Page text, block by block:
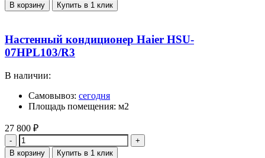
В корзину Купить в 1 клик
Настенный кондиционер Haier HSU-
07HPL103/R3
В наличии:
Самовывоз: сегодня
Площадь помещения: м2
27 800 ₽
Количество
В корзину Купить в 1 клик